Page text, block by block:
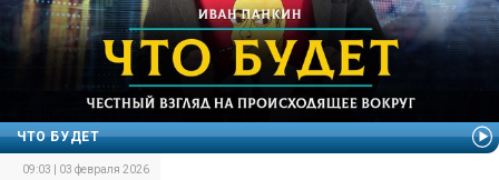
ЧТО БУДЕТ
09:03 | 03 февраля 2026